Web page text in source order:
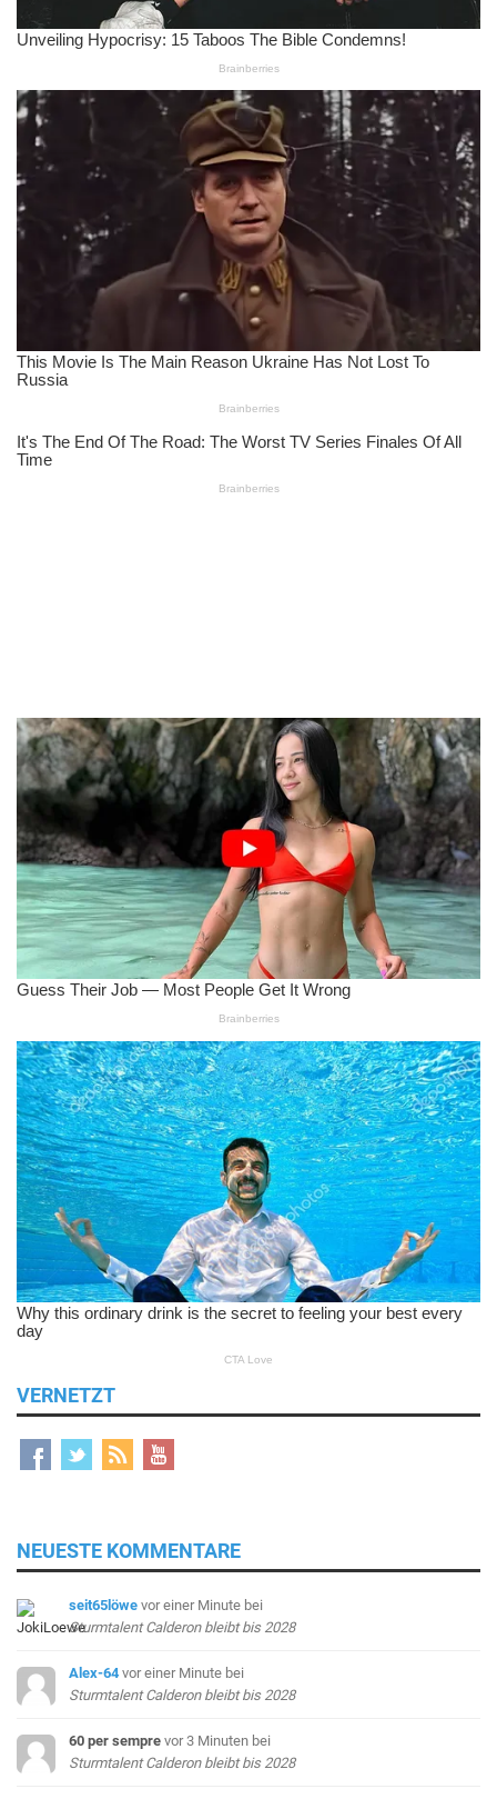
VERNETZT
NEUESTE KOMMENTARE
seit65löwe vor einer Minute bei
Sturmtalent Calderon bleibt bis 2028
Alex-64 vor einer Minute bei
Sturmtalent Calderon bleibt bis 2028
60 per sempre vor 3 Minuten bei
Sturmtalent Calderon bleibt bis 2028